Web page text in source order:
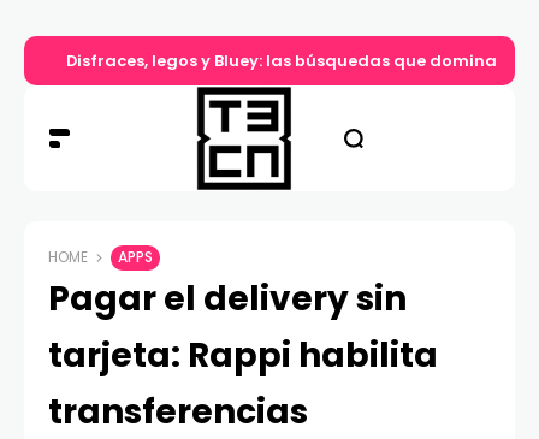
Disfraces, legos y Bluey: las búsquedas que dominan el
HOME APPS
Pagar el delivery sin
tarjeta: Rappi habilita
transferencias